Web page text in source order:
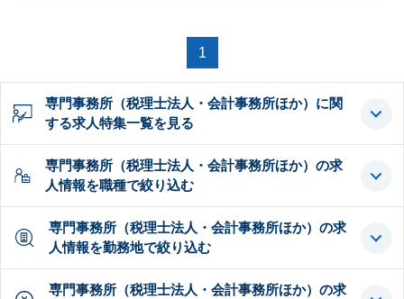
1
専門事務所（税理士法人・会計事務所ほか）に関
する求人特集一覧を見る
専門事務所（税理士法人・会計事務所ほか）の求
人情報を職種で絞り込む
専門事務所（税理士法人・会計事務所ほか）の求
人情報を勤務地で絞り込む
専門事務所（税理士法人・会計事務所ほか）の求